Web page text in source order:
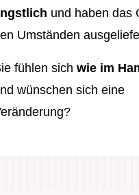
und haben das
Umständen
fühlen sich wie im
wünschen sich eine